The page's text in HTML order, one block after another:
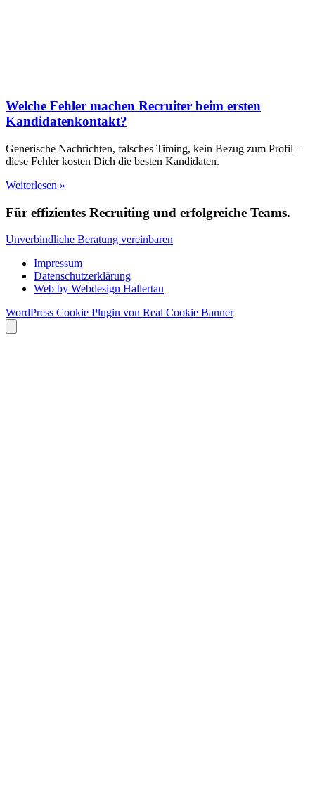
Welche Fehler machen Recruiter beim ersten
Kandidatenkontakt?
Generische Nachrichten, falsches Timing, kein Bezug zum Profil –
diese Fehler kosten Dich die besten Kandidaten.
Weiterlesen »
Für effizientes Recruiting und erfolgreiche Teams.
Unverbindliche Beratung vereinbaren
Impressum
Datenschutzerklärung
Web by Webdesign Hallertau
WordPress Cookie Plugin von Real Cookie Banner